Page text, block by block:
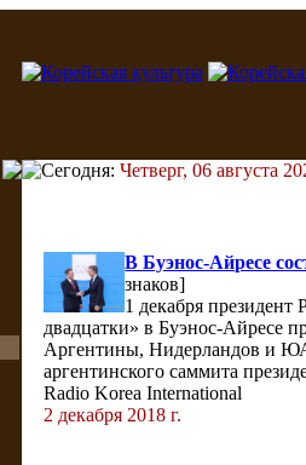
Сегодня: Четверг, 06 августа
В Буэнос-Айресе
знаков]
1 декабря
двадцатки» в Буэнос-Айресе
Аргентины, Нидерландов и
аргентинского саммита
Radio Korea International
2 декабря 2018 г.